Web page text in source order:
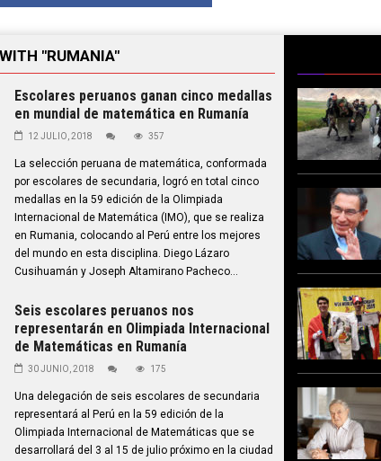
"RUMANIA"
Escolares peruanos ganan cinco medallas
en mundial de matemática en Rumanía
12 JULIO, 2018 357
La selección peruana de matemática, conformada
por escolares de secundaria, logró en total cinco
medallas en la 59 edición de la Olimpiada
Internacional de Matemática (IMO), que se realiza
en Rumania, colocando al Perú entre los mejores
del mundo en esta disciplina. Diego Lázaro
Cusihuamán y Joseph Altamirano Pacheco...
Seis escolares peruanos nos
representarán en Olimpiada Internacional
de Matemáticas en Rumanía
30 JUNIO, 2018 175
Una delegación de seis escolares de secundaria
representará al Perú en la 59 edición de la
Olimpiada Internacional de Matemáticas que se
desarrollará del 3 al 15 de julio próximo en la ciudad